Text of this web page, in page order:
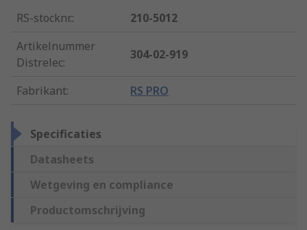
RS-stocknr.:
210-5012
Artikelnummer
Distrelec:
304-02-919
Fabrikant: RS PRO
Specificaties
Datasheets
Wetgeving en compliance
Productomschrijving